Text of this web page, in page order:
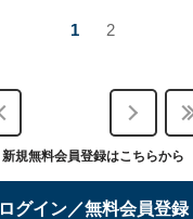
1 2
新規無料会員登録はこちらから
ログイン／無料会員登録